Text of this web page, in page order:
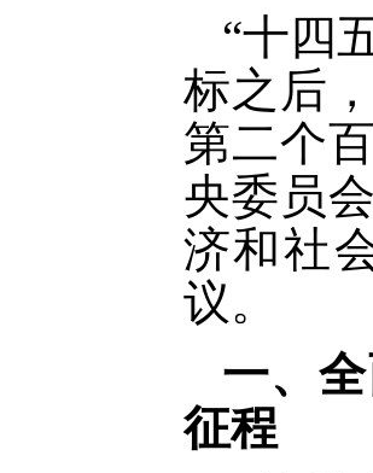
“十四
标之后
第二个
央委员
济和社
议。
一、
征程